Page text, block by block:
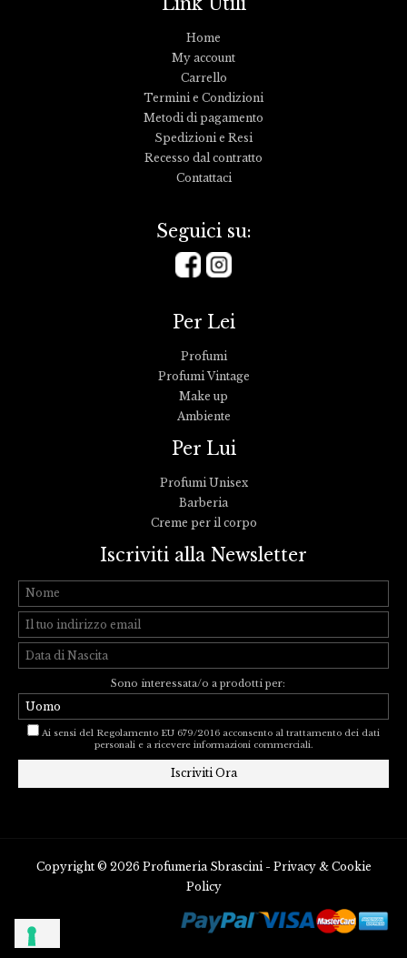
Home
My account
Carrello
Termini e Condizioni
Metodi di pagamento
Spedizioni e Resi
Recesso dal contratto
Contattaci
Seguici su:
Per Lei
Profumi
Profumi Vintage
Make up
Ambiente
Per Lui
Profumi Unisex
Barberia
Creme per il corpo
Iscriviti alla Newsletter
Sono interessata/o a prodotti per:
Ai sensi del Regolamento EU 679/2016 acconsento al trattamento dei dati
personali e a ricevere informazioni commerciali.
Copyright © 2026 Profumeria Sbrascini - Privacy& Cookie
Policy